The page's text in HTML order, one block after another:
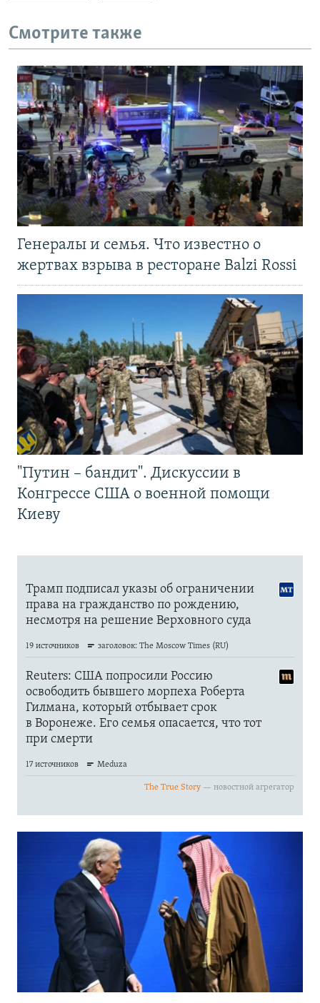
Смотрите также
Генералы и семья. Что известно о
жертвах взрыва в ресторане Balzi Rossi
"Путин – бандит". Дискуссии в
Конгрессе США о военной помощи
Киеву